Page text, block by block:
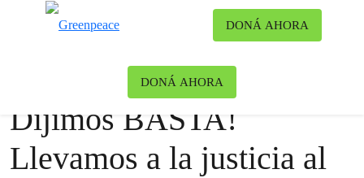
DONÁ AHORA
DONÁ AHORA
Océanos
Dijimos BASTA!
Llevamos a la justicia al